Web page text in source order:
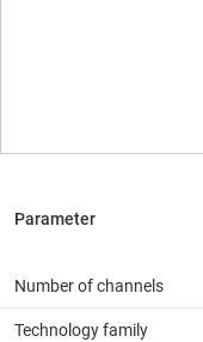
Number of channels
Technology family